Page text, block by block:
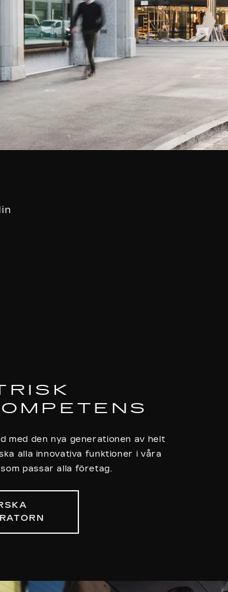
med den nya generationen av helt
alla innovativa funktioner i våra
passar alla företag.